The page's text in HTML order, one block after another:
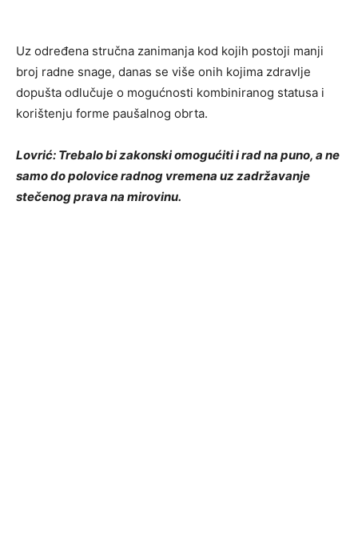
Uz određena stručna zanimanja kod kojih postoji manji
broj radne snage, danas se više onih kojima zdravlje
dopušta odlučuje o mogućnosti kombiniranog statusa i
korištenju forme paušalnog obrta.
Lovrić: Trebalo bi zakonski omogućiti i rad na puno, a ne
samo do polovice radnog vremena uz zadržavanje
stečenog prava na mirovinu.